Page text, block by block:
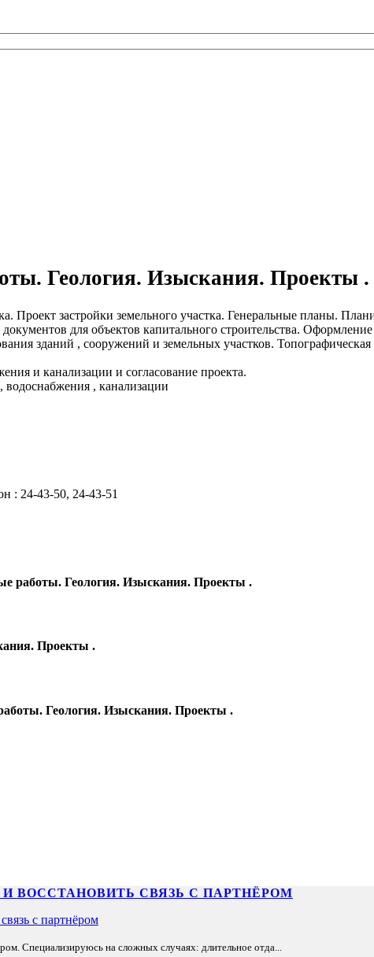
Геология. Изыскания. Проекты .
Проект застройки земельного участка. Генеральные планы.
для объектов капитального строительства. Оформление
зданий , сооружений и земельных участков. Топографическая
и канализации и согласование проекта.
водоснабжения , канализации
: 24-43-50, 24-43-51
работы. Геология. Изыскания. Проекты .
Проекты .
Геология. Изыскания. Проекты .
ВОССТАНОВИТЬ СВЯЗЬ С ПАРТНЁРОМ
Специализируюсь на сложных случаях: длительное отда...